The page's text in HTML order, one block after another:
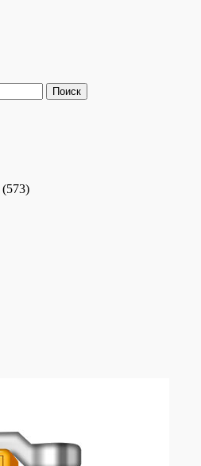
Поиск
(573)